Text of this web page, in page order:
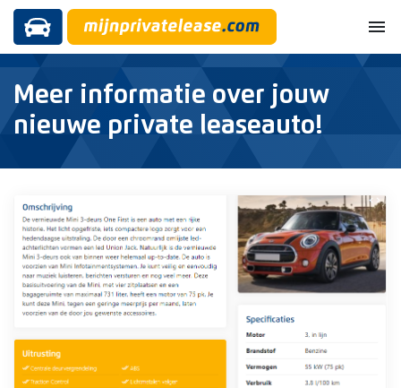
menu
Meer informatie over jouw
nieuwe private leaseauto!